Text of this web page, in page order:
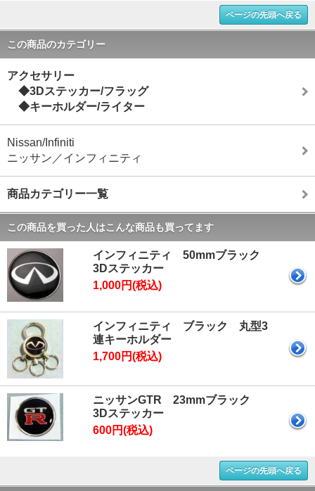
ページの先頭へ戻る
この商品のカテゴリー
アクセサリー
◆3Dステッカー/フラッグ
◆キーホルダー/ライター
Nissan/Infiniti
ニッサン／インフィニティ
商品カテゴリー一覧
この商品を買った人はこんな商品も買ってます
インフィニティ 50mmブラック
3Dステッカー
1,000円(税込)
インフィニティ ブラック 丸型3
連キーホルダー
1,700円(税込)
ニッサンGTR 23mmブラック
3Dステッカー
600円(税込)
ページの先頭へ戻る